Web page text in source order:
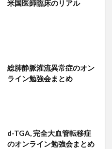
米国医師臨床のリアル
総肺静脈灌流異常症のオン
ライン勉強会まとめ
d-TGA, 完全大血管転移症
のオンライン勉強会まとめ